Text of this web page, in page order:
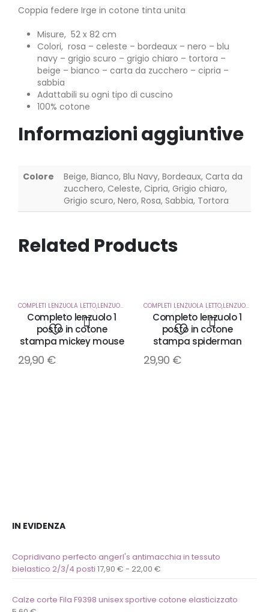
Coppia federe Irge in cotone tinta unita
Misure, 52 x 82 cm
Colori, rosa – celeste – bordeaux – nero – blu
navy – grigio scuro – grigio chiaro – tortora –
beige – bianco – carta da zucchero – cipria –
sabbia
Adattabili su ogni tipo di cuscino
100% cotone
Informazioni aggiuntive
Colore
Beige, Bianco, Blu Navy, Bordeaux, Carta da
zucchero, Celeste, Cipria, Grigio chiaro,
Grigio scuro, Nero, Rosa, Sabbia, Tortora
Related Products
Aggiungi
COMPLETI LENZUOLA LETTO,LENZUOLA SOTTO CON ANGOLI ,CORREDO CASA
Completo lenzuolo 1
posto in cotone
stampa mickey mouse
29,90 €
Aggiungi
COMPLETI LENZUOLA LETTO,LENZUOLA SOTTO CON ANGOLI
Completo lenzuolo 1
posto in cotone
stampa spiderman
29,90 €
IN EVIDENZA
Copridivano perfecto angerl's antimacchia in tessuto
bielastico 2/3/4 posti 17,90 € - 22,00 €
Calze corte Fila F9398 unisex sportive cotone elasticizzato